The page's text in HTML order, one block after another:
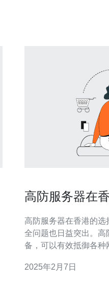
高防服务器在
高防服务器在香港的选择 随着互联网的快速发展，网
全问题也日益突出。高
备，可以有效抵御各种
香港作为国际化程度高
2025年2月7日